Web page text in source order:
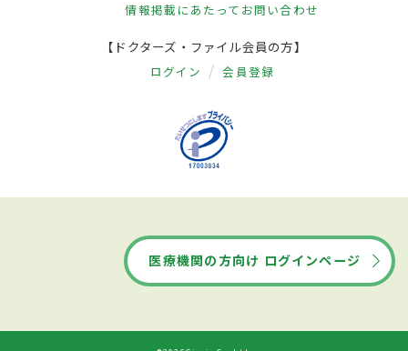
情報掲載にあたって お問い合わせ
【ドクターズ・ファイル会員の方】
ログイン 会員登録
医療機関の方向け ログインページ